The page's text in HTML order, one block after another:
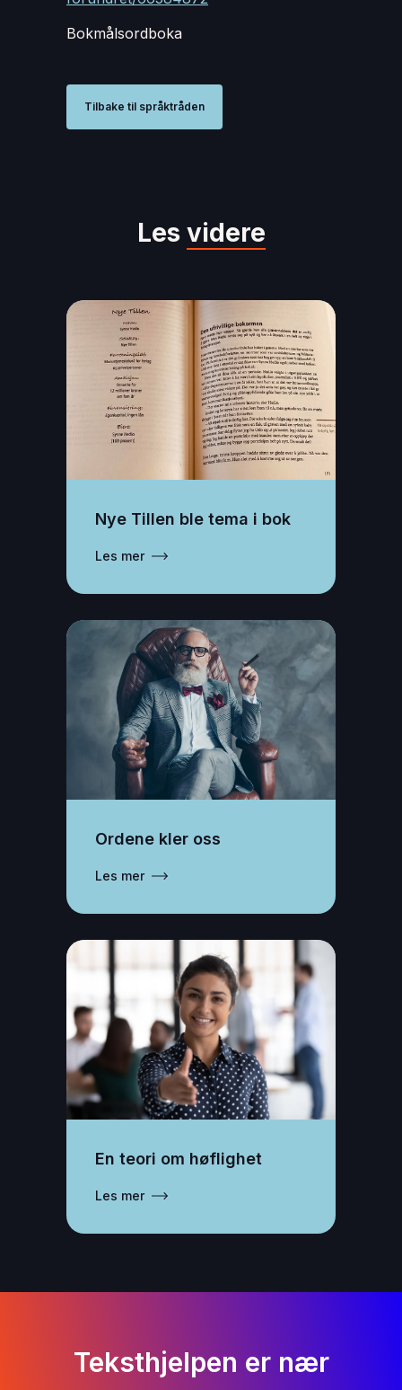
Bokmålsordboka
Tilbake til språktråden
Les videre
Nye Tillen ble tema i bok
Les mer
Ordene kler oss
Les mer
En teori om høflighet
Les mer
Teksthjelpen er nær